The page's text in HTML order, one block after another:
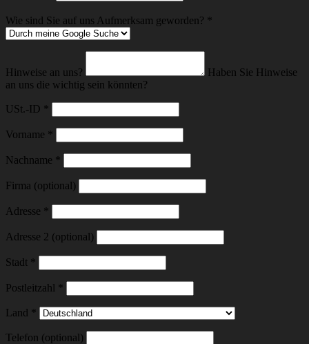
Wie sind Sie auf uns Aufmerksam geworden? *
Hinweise an uns?
Haben Sie Hinweise
an uns die wichtig sein könnten?
USt.-ID *
Vorname *
Nachname *
Firma (optional)
Adresse *
Adresse 2 (optional)
Stadt *
Postleitzahl *
Land *
Telefon (optional)